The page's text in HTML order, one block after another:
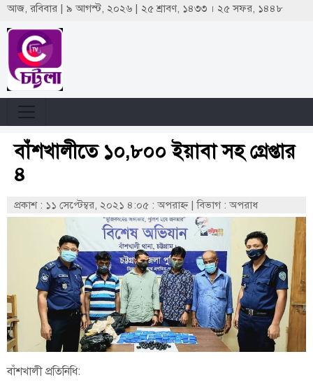
আজ, রবিবার | ৯ আগস্ট, ২০২৬ | ২৫ শ্রাবণ, ১৪৩৩ । ২৫ সফর, ১৪৪৮
বাঁশখালীতে ১০,৮০০ ইয়াবা সহ গ্রেপ্তার
৪
প্রকাশ : ১১ সেপ্টেম্বর, ২০২১ ৪:০৫ : অপরাহ্ণ |বিভাগ : অপরাধ
বাঁশখালী প্রতিনিধি: